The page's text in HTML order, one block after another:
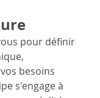
pour définir
besoins
s'engage à